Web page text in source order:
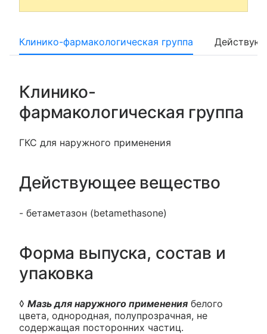
Клинико-фармакологическая группа
Клинико-
фармакологическая группа
ГКС для наружного применения
Действующее вещество
- бетаметазон (betamethasone)
Форма выпуска, состав и
упаковка
◊ Мазь для наружного применения белого
цвета, однородная, полупрозрачная, не
содержащая посторонних частиц.